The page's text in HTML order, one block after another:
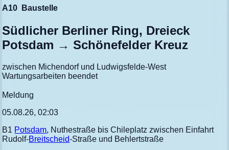
A10 Baustelle
Südlicher Berliner Ring, Dreieck
Potsdam → Schönefelder Kreuz
zwischen Michendorf und Ludwigsfelde-West
Wartungsarbeiten beendet
Meldung
05.08.26, 02:03
B1 Potsdam, Nuthestraße bis Chileplatz zwischen Einfahrt
Rudolf-Breitscheid-Straße und Behlertstraße